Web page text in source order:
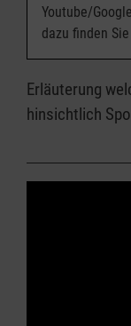
Youtube/
dazu finden
Erläuterung
hinsichtlich